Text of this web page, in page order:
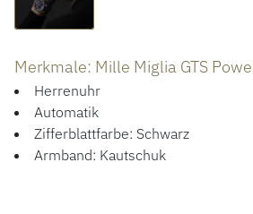
Merkmale: Mille Miglia GTS
Herrenuhr
Automatik
Zifferblattfarbe: Schwarz
Armband: Kautschuk